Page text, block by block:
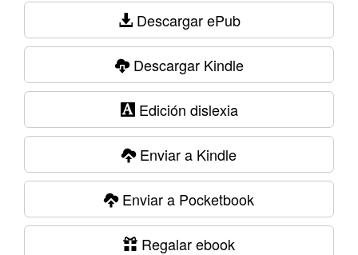
Descargar ePub
Descargar Kindle
Edición dislexia
Enviar a Kindle
Enviar a Pocketbook
Regalar ebook